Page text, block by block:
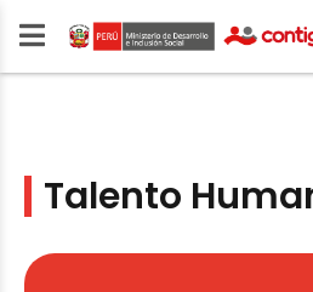
Talento